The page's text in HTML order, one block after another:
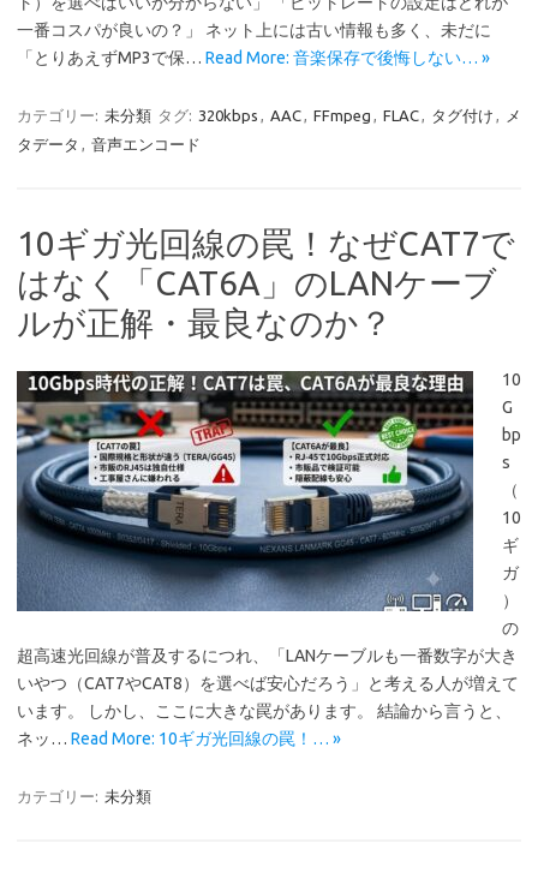
一番コスパが良いの？」 ネット上には古い情報も多く、未だに
「とりあえずMP3で保… Read More: 音楽保存で後悔しない… »
カテゴリー: 未分類 タグ: 320kbps , AAC, FFmpeg , FLAC, タグ付け ,
メ
タデータ , 音声エンコード
10ギガ光回線の罠！なぜCAT7で
はなく「CAT6A」のLANケーブ
ルが正解・最良なのか？
10
G
bp
s
（
10
ギ
ガ
）
の
超高速光回線が普及するにつれ、「LANケーブルも一番数字が大き
いやつ（CAT7やCAT8）を選べば安心だろう」と考える人が増えて
います。 しかし、ここに大きな罠があります。 結論から言うと、
ネッ… Read More: 10ギガ光回線の罠！… »
カテゴリー: 未分類